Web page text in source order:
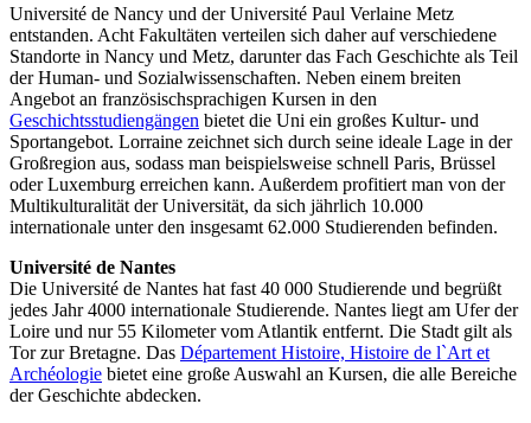
Université de Nancy und der Université Paul Verlaine Metz
entstanden. Acht Fakultäten verteilen sich daher auf verschiedene
Standorte in Nancy und Metz, darunter das Fach Geschichte als Teil
der Human- und Sozialwissenschaften. Neben einem breiten
Angebot an französischsprachigen Kursen in den
Geschichtsstudiengängen bietet die Uni ein großes Kultur- und
Sportangebot. Lorraine zeichnet sich durch seine ideale Lage in der
Großregion aus, sodass man beispielsweise schnell Paris, Brüssel
oder Luxemburg erreichen kann. Außerdem profitiert man von der
Multikulturalität der Universität, da sich jährlich 10.000
internationale unter den insgesamt 62.000 Studierenden befinden.
Université de Nantes
Die Université de Nantes hat fast 40 000 Studierende und begrüßt
jedes Jahr 4000 internationale Studierende. Nantes liegt am Ufer der
Loire und nur 55 Kilometer vom Atlantik entfernt. Die Stadt gilt als
Tor zur Bretagne. Das Département Histoire, Histoire de l`Art et
Archéologie bietet eine große Auswahl an Kursen, die alle Bereiche
der Geschichte abdecken.